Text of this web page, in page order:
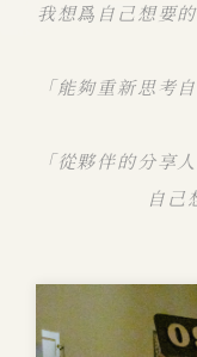
我想爲自己想要
「能夠重新思考
「從夥伴的分享
自己